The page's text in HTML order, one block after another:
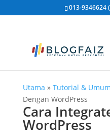
013-9346624
Utama » Tutorial & Umum
Dengan WordPress
Cara
WordPress